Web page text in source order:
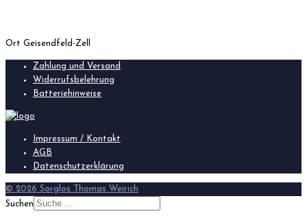
Ort Geisendfeld-Zell
Zahlung und Versand
Widerrufsbelehrung
Batteriehinweise
Impressum / Kontakt
AGB
Datenschutzerklärung
© 2026 Sorglos Thomas Weirich
Suchen